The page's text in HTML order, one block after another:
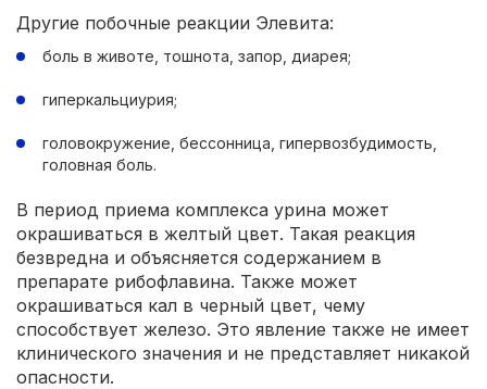
Другие побочные реакции Элевита:
боль в животе, тошнота, запор, диарея;
гиперкальциурия;
головокружение, бессонница, гипервозбудимость,
головная боль.
В период приема комплекса урина может
окрашиваться в желтый цвет. Такая реакция
безвредна и объясняется содержанием в
препарате рибофлавина. Также может
окрашиваться кал в черный цвет, чему
способствует железо. Это явление также не имеет
клинического значения и не представляет никакой
опасности.